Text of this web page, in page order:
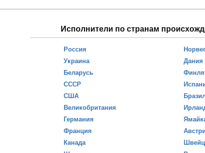
Исполнители по странам
Россия
Украина
Беларусь
СССР
США
Великобритания
Германия
Франция
Канада
Дания